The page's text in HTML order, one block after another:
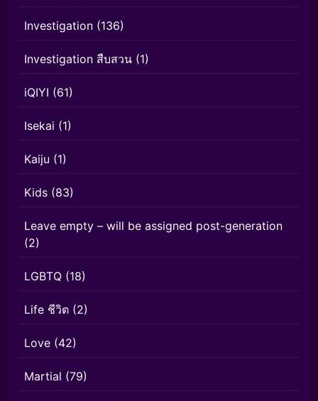
Investigation (136)
Investigation สืบสวน (1)
iQIYI (61)
Isekai (1)
Kaiju (1)
Kids (83)
Leave empty – will be assigned post-generation
(2)
LGBTQ (18)
Life ชีวิต (2)
Love (42)
Martial (79)